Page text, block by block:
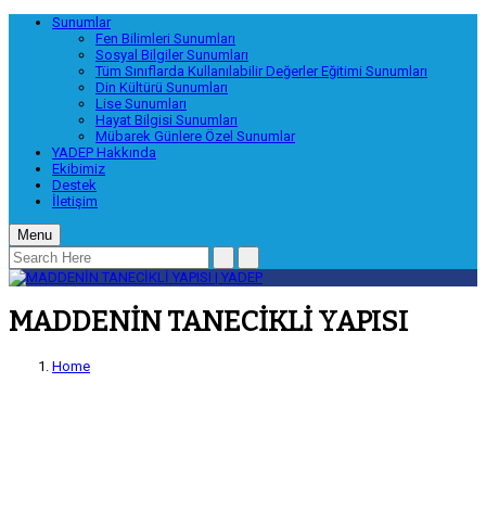
Sunumlar
Fen Bilimleri Sunumları
Sosyal Bilgiler Sunumları
Tüm Sınıflarda Kullanılabilir Değerler Eğitimi Sunumları
Din Kültürü Sunumları
Lise Sunumları
Hayat Bilgisi Sunumları
Mübarek Günlere Özel Sunumlar
YADEP Hakkında
Ekibimiz
Destek
İletişim
Menu
MADDENİN TANECİKLİ YAPISI
Home